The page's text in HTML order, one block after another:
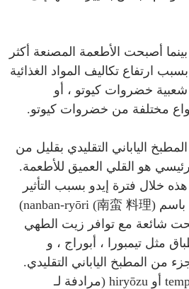
أصبحت الأطعمة المصنعة أكثر
ارتفاع تكاليف المواد الغذائية
شعبية خضروات كيوتو ، أو
الياباني التقليدي بقليل من
هو القلي العميق للأطعمة.
خلال فترة إيدو بسبب التأثير
الغربي (المعروف سابقًا باسم nanban-ryōri (南蛮 料理))
شائعة مع توافر زيت الطهي
مثل تيمبورا ، أبوراج ، و
من المطبخ الياباني التقليدي.
يقال إن كلمات مثل tempura أو hiryōzu (مرادفة لـ